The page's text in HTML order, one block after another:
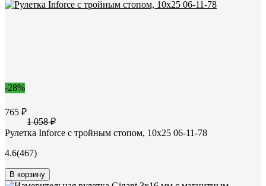
-28%
765 ₽
1 058 ₽
Рулетка Inforce с тройным стопом, 10х25 06-11-78
4.6(467)
В корзину